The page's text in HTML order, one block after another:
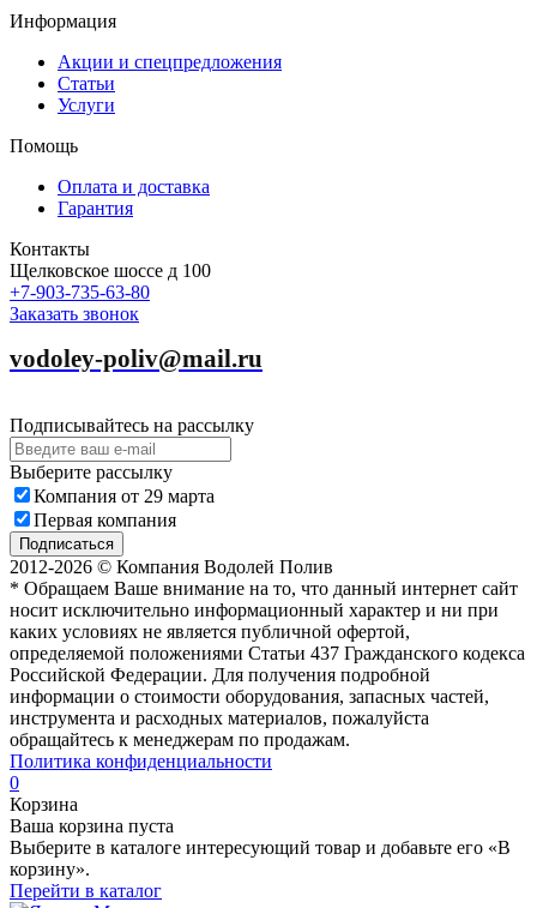
Информация
Акции и спецпредложения
Статьи
Услуги
Помощь
Оплата и доставка
Гарантия
Контакты
Щелковское шоссе д 100
+7-903-735-63-80
Заказать звонок
vodoley-poliv@mail.ru
Подписывайтесь на рассылку
Выберите рассылку
Компания от 29 марта
Первая компания
Подписаться
2012-2026 © Компания Водолей Полив
* Обращаем Ваше внимание на то, что данный интернет сайт
носит исключительно информационный характер и ни при
каких условиях не является публичной офертой,
определяемой положениями Статьи 437 Гражданского кодекса
Российской Федерации. Для получения подробной
информации о стоимости оборудования, запасных частей,
инструмента и расходных материалов, пожалуйста
обращайтесь к менеджерам по продажам.
Политика конфиденциальности
0
Корзина
Ваша корзина пуста
Выберите в каталоге интересующий товар и добавьте его «В
корзину».
Перейти в каталог